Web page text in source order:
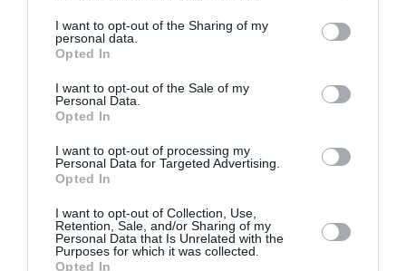
I want to opt-out of the Sharing of my
personal data.
Opted In
I want to opt-out of the Sale of my
Personal Data.
Opted In
I want to opt-out of processing my
Personal Data for Targeted Advertising.
Opted In
I want to opt-out of Collection, Use,
Retention, Sale, and/or Sharing of my
Personal Data that Is Unrelated with the
Purposes for which it was collected.
Opted In
καθώς και τα ατμοσφαιρικά νυχτερινά τοπία υφαίνουν κατά
κύριο λόγο τον ιστό της εικονογραφίας που καθιέρωσε τον
Κεντρική φωτογραφία θέματος: Η άφιξη της πριγκίπισσας
Αγγελάκου
Ταυτότητα Εκδήλωσης
Ημερομηνία: